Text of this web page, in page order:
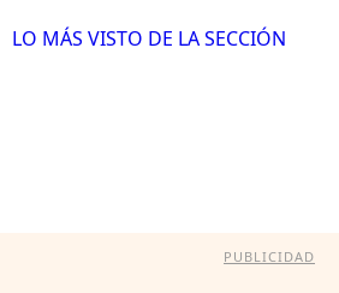
LO MÁS VISTO DE LA SECCIÓN
PUBLICIDAD